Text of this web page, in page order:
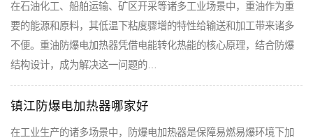
在石油化工、船舶运输、矿区开采等诸多工业场景中，重油作为重
要的能源和原料，其低温下粘度骤增的特性给输送和加工带来诸多
不便。重油防爆电加热器凭借电能转化热能的核心原理，结合防爆
结构设计，成为解决这一问题的…
镇江防爆电加热器哪家好
在工业生产的诸多场景中，防爆电加热器是保障易燃易爆环境下加